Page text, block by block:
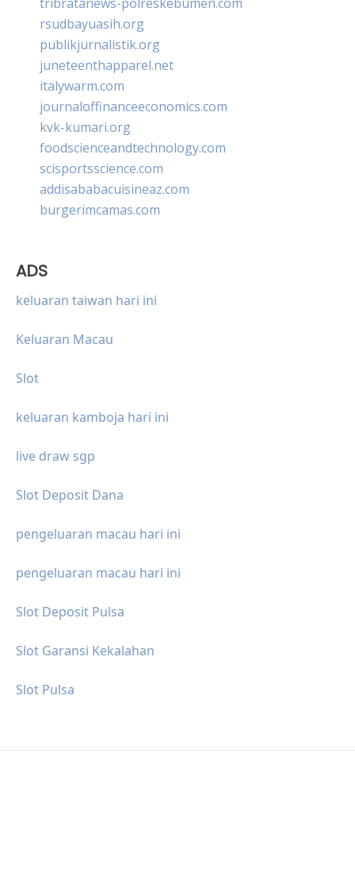
rsudbayuasih.org
publikjurnalistik.org
juneteenthapparel.net
italywarm.com
journaloffinanceeconomics.com
kvk-kumari.org
foodscienceandtechnology.com
scisportsscience.com
addisababacuisineaz.com
burgerimcamas.com
ADS
keluaran taiwan hari ini
Keluaran Macau
Slot
keluaran kamboja hari ini
live draw sgp
Slot Deposit Dana
pengeluaran macau hari ini
pengeluaran macau hari ini
Slot Deposit Pulsa
Slot Garansi Kekalahan
Slot Pulsa